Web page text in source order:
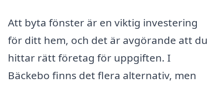
Att byta fönster är en viktig investering
för ditt hem, och det är avgörande att du
hittar rätt företag för uppgiften. I
Bäckebo finns det flera alternativ, men